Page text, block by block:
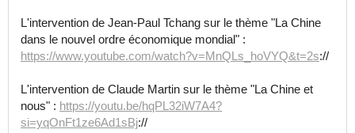
L'intervention de Jean-Paul Tchang sur le thème "La Chine
dans le nouvel ordre économique mondial" :
https://www.youtube.com/watch?v=MnQLs_hoVYQ&t=2s://
L'intervention de Claude Martin sur le thème "La Chine et
nous" : https://youtu.be/hqPL32iW7A4?
si=yqOnFt1ze6Ad1sBj://